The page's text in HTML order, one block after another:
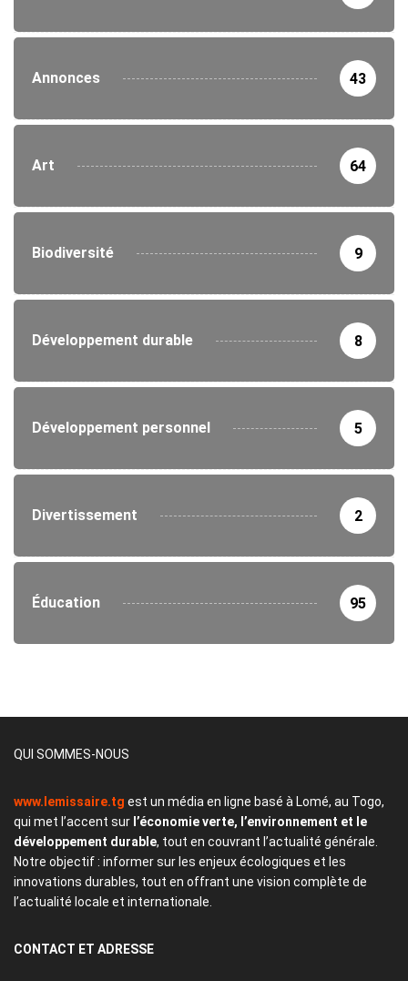
Annonces 43
Art 64
Biodiversité 9
Développement durable 8
Développement personnel 5
Divertissement 2
Éducation 95
QUI SOMMES-NOUS
www.lemissaire.tg est un média en ligne basé à Lomé, au Togo,
qui met l’accent sur l’économie verte, l’environnement et le
développement durable, tout en couvrant l’actualité générale.
Notre objectif : informer sur les enjeux écologiques et les
innovations durables, tout en offrant une vision complète de
l’actualité locale et internationale.
CONTACT ET ADRESSE